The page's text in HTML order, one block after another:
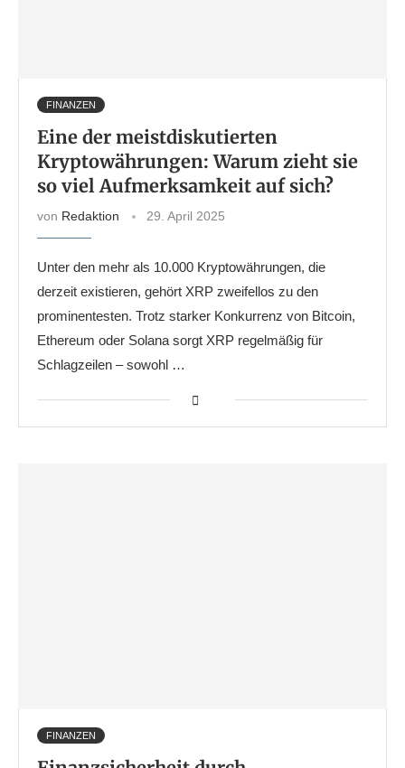
FINANZEN
Eine der meistdiskutierten
Kryptowährungen: Warum zieht sie
so viel Aufmerksamkeit auf sich?
von Redaktion 29. April 2025
Unter den mehr als 10.000 Kryptowährungen, die
derzeit existieren, gehört XRP zweifellos zu den
prominentesten. Trotz starker Konkurrenz von Bitcoin,
Ethereum oder Solana sorgt XRP regelmäßig für
Schlagzeilen – sowohl …
FINANZEN